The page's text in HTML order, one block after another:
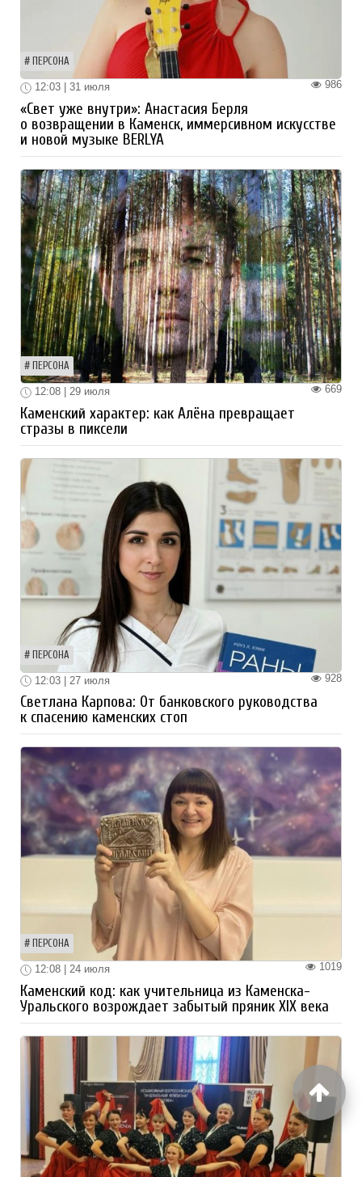
ПЕРСОНА
986
12:03 | 31 июля
«Свет уже внутри»: Анастасия Берля
о возвращении в Каменск, иммерсивном искусстве
и новой музыке BERLYA
ПЕРСОНА
669
12:08 | 29 июля
Каменский характер: как Алёна превращает
стразы в пиксели
ПЕРСОНА
928
12:03 | 27 июля
Светлана Карпова: От банковского руководства
к спасению каменских стоп
ПЕРСОНА
1019
12:08 | 24 июля
Каменский код: как учительница из Каменска-
Уральского возрождает забытый пряник XIX века